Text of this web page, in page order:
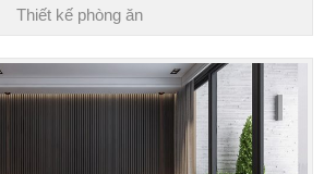
Thiết kế phòng ăn